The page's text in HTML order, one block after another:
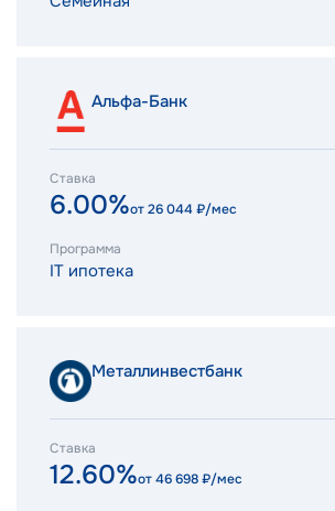
Альфа-Банк
Ставка
6.00%от26 044₽/мес
Программа
IT ипотека
Металлинвестбанк
Ставка
12.60%от46 698₽/мес